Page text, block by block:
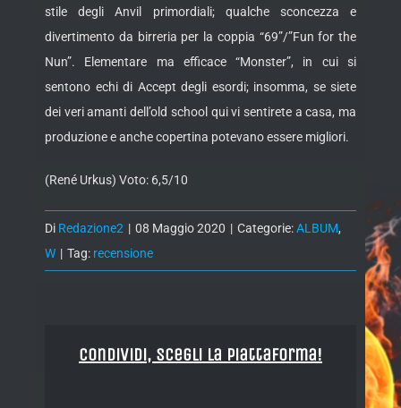
stile degli Anvil primordiali; qualche sconcezza e
divertimento da birreria per la coppia “69”/”Fun for the
Nun”. Elementare ma efficace “Monster”, in cui si
sentono echi di Accept degli esordi; insomma, se siete
dei veri amanti dell’old school qui vi sentirete a casa, ma
produzione e anche copertina potevano essere migliori.
(René Urkus) Voto: 6,5/10
Di Redazione2 | 08 Maggio 2020 | Categorie:ALBUM,
W | Tag: recensione
Condividi, Scegli la piattaforma!